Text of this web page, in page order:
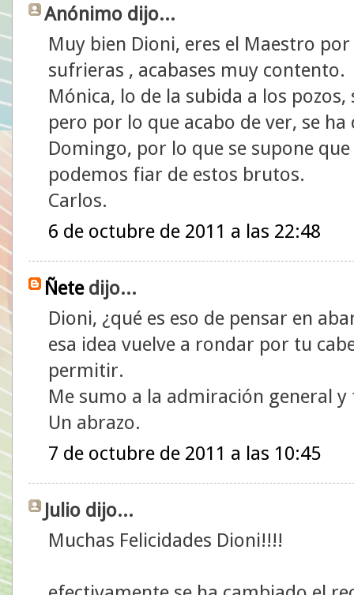
Anónimo dijo...
Muy bien Dioni, eres el Maestro
sufrieras , acabases muy contento.
Mónica, lo de la subida a los
pero por lo que acabo de ver, se
Domingo, por lo que se supone
podemos fiar de estos brutos.
Carlos.
6 de octubre de 2011 a las 22:48
Ñetedijo...
Dioni, ¿qué es eso de pensar en
esa idea vuelve a rondar por tu
permitir.
Me sumo a la admiración general
Un abrazo.
7 de octubre de 2011 a las 10:45
Julio dijo...
Muchas Felicidades Dioni!!!!